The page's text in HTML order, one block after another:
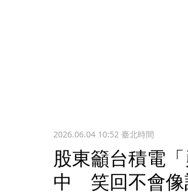
2026.06.04 10:52臺北時間
股東籲台積電
中 笑回不會像